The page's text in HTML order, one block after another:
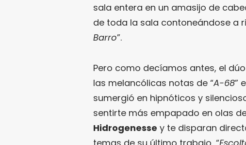
sala entera en un amasijo de
de toda la sala contoneándose a
Barro”.
Pero como decíamos antes, el
las melancólicas notas de “A-68”
sumergió en hipnóticos y
sentirte más empapado en olas
Hidrogenesse y te disparan